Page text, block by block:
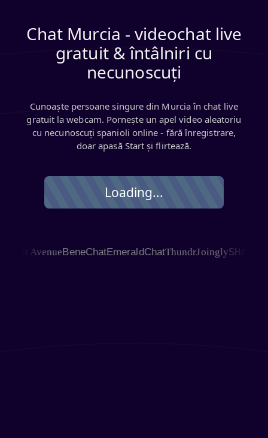
Chat Murcia - videochat live
gratuit & întâlniri cu
necunoscuți
Cunoaște persoane singure din Murcia în chat live
gratuit la webcam. Pornește un apel video aleatoriu
cu necunoscuți spanioli online - fără înregistrare,
doar apasă Start și flirtează.
Loading...
AvenueBeneChatEmeraldChatThundrJoinglySHAGLE